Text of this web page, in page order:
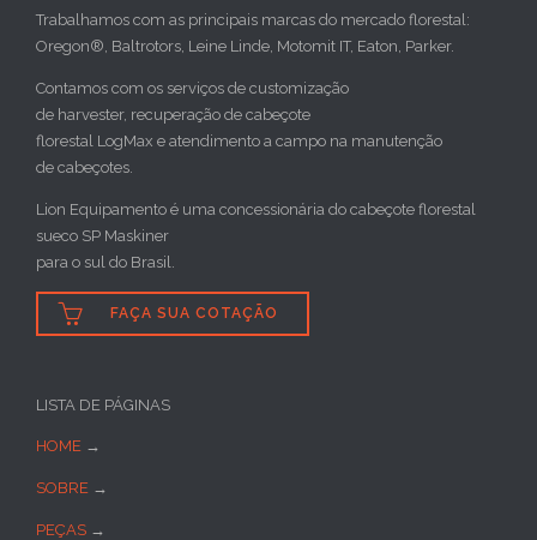
Trabalhamos com as principais marcas do mercado florestal:
Oregon®, Baltrotors, Leine Linde, Motomit IT, Eaton, Parker.
Contamos com os serviços de customização
de harvester, recuperação de cabeçote
florestal LogMax e atendimento a campo na manutenção
de cabeçotes.
Lion Equipamento é uma concessionária do cabeçote florestal
sueco SP Maskiner
para o sul do Brasil.
 FAÇA SUA COTAÇÃO
LISTA DE PÁGINAS
HOME →
SOBRE →
PEÇAS →